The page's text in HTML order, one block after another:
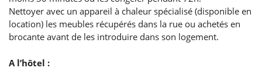
Nettoyer avec un appareil à chaleur spécialisé (disponible en
location) les meubles récupérés dans la rue ou achetés en
brocante avant de les introduire dans son logement.
A l’hôtel :